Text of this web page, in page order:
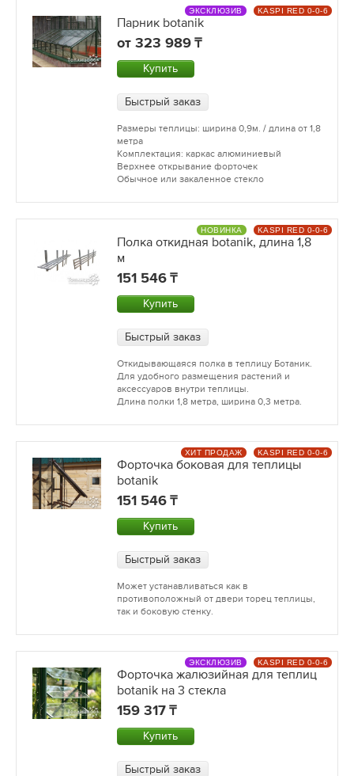
Парник botanik
от 323 989
Купить
Быстрый заказ
Размеры теплицы: ширина 0,9м. / длина от 1,8
метра
Комплектация: каркас алюминиевый
Верхнее открывание форточек
Обычное или закаленное стекло
ЭКСКЛЮЗИВ KASPI RED 0-0-6
Полка откидная botanik, длина 1,8
м
151 546
Купить
Быстрый заказ
Откидывающаяся полка в теплицу Ботаник.
Для удобного размещения растений и
аксессуаров внутри теплицы.
Длина полки 1,8 метра, ширина 0,3 метра.
НОВИНКА KASPI RED 0-0-6
Форточка боковая для теплицы
botanik
151 546
Купить
Быстрый заказ
Может устанавливаться как в
противоположный от двери торец теплицы,
так и боковую стенку.
ХИТ ПРОДАЖ KASPI RED 0-0-6
Форточка жалюзийная для теплиц
botanik на 3 стекла
159 317
Купить
Быстрый заказ
ЭКСКЛЮЗИВ KASPI RED 0-0-6